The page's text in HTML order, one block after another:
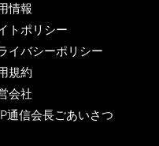
情報
トポリシー
イバシーポリシー
規約
会社
通信会長ごあいさつ